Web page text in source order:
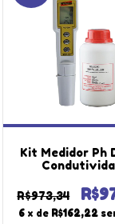
Kit Medidor Ph
Temperatura
Portátil
Solução
R$973,34
6 x de R$162,22